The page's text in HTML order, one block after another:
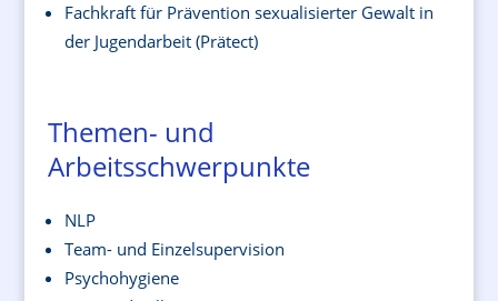
Fachkraft für Prävention sexualisierter Gewalt in
der Jugendarbeit (Prätect)
Themen- und
Arbeitsschwerpunkte
NLP
Team- und Einzelsupervision
Psychohygiene